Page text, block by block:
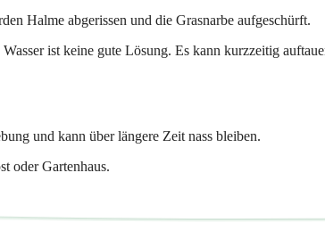
Halme abgerissen und die Grasnarbe aufgeschürft.
ist keine gute Lösung. Es kann kurzzeitig
und kann über längere Zeit nass bleiben.
oder Gartenhaus.